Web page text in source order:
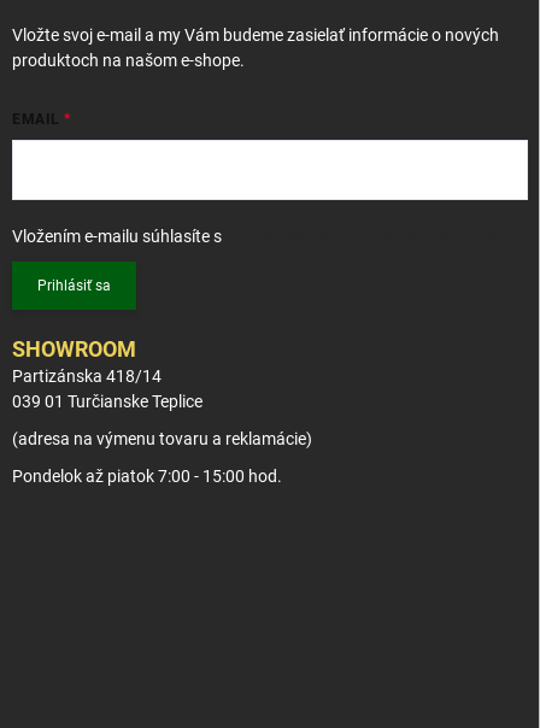
Vložte svoj e-mail a my Vám budeme zasielať informácie o nových
produktoch na našom e-shope.
EMAIL
Vložením e-mailu súhlasíte s
Prihlásiť sa
SHOWROOM
Partizánska 418/14
039 01 Turčianske Teplice
(adresa na výmenu tovaru a reklamácie)
Pondelok až piatok 7:00 - 15:00 hod.